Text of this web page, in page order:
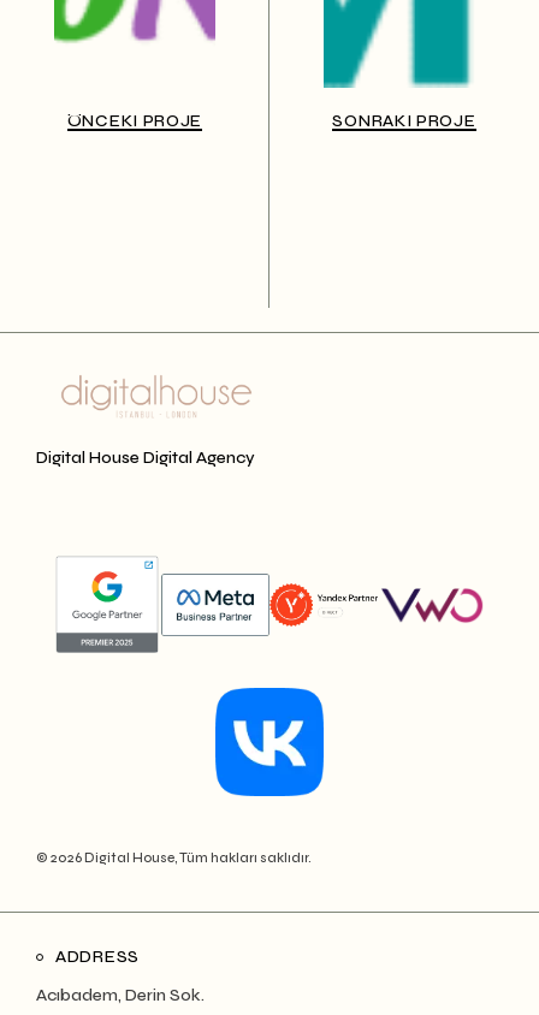
ÖNCEKI PROJE SONRAKI PROJE
Digital House Digital Agency
© 2026 Digital House, Tüm hakları saklıdır.
ADDRESS
Acıbadem, Derin Sok.